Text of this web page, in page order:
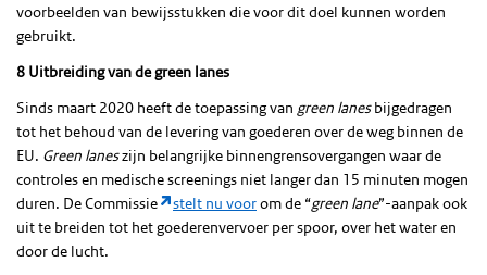
voorbeelden van bewijsstukken die voor dit doel kunnen worden
gebruikt.
8 Uitbreiding van de green lanes
Sinds maart 2020 heeft de toepassing van green lanesbijgedragen
tot het behoud van de levering van goederen over de weg binnen de
EU. Green laneszijn belangrijke binnengrensovergangen waar de
controles en medische screenings niet langer dan 15 minuten mogen
duren. De Commissie
stelt nu voorom de “green lane”-aanpak ook
uit te breiden tot het goederenvervoer per spoor, over het water en
door de lucht.